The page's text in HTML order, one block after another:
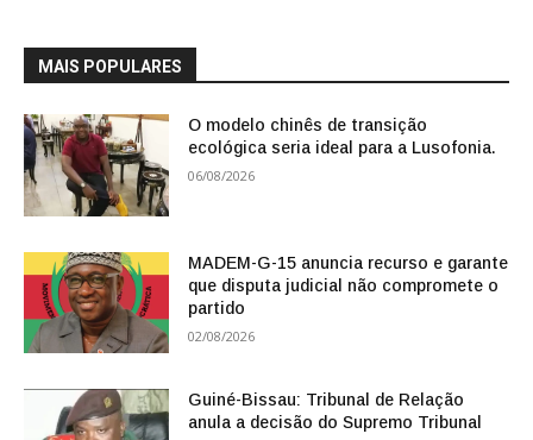
MAIS POPULARES
O modelo chinês de transição
ecológica seria ideal para a Lusofonia.
06/08/2026
MADEM-G-15 anuncia recurso e garante
que disputa judicial não compromete o
partido
02/08/2026
Guiné-Bissau: Tribunal de Relação
anula a decisão do Supremo Tribunal